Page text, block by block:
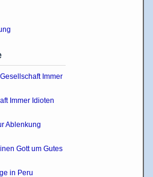
Immer
Immer Idioten
Ablenkung
Gott um Gutes
in Peru